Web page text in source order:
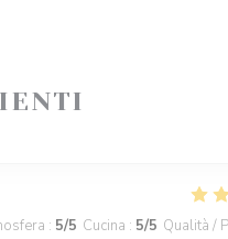
: 5/5 Cucina : 5/5 Qualità /